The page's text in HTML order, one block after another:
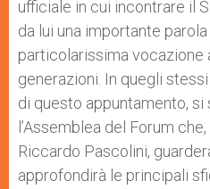
ufficiale in cui incontrare il
da lui una importante parola
particolarissima vocazione
generazioni. In quegli
di questo appuntamento, si
l’Assemblea del Forum
Riccardo Pascolini,
approfondirà le principali